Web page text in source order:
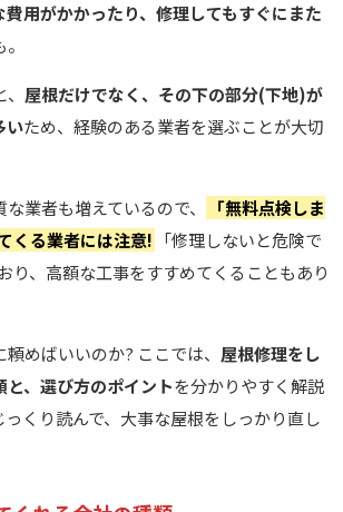
費用がかかったり、修理してもすぐにまた
屋根だけでなく、その下の部分(下地)が
いため、経験のある業者を選ぶことが大切
業者も増えているので、
「無料点検しま
くる業者には注意!
「修理しないと危険で
り、高額な工事をすすめてくることもあり
めばいいのか? ここでは、 屋根修理をし
、選び方のポイントを分かりやすく解説
っくり読んで、大事な屋根をしっかり直し